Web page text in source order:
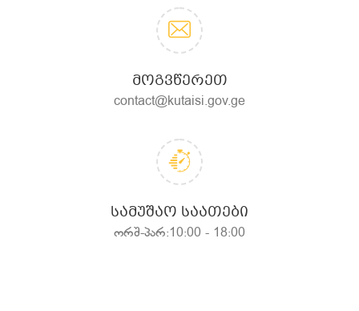
ᲛᲝᲒᲕᲬᲔᲠᲔᲗ
contact@kutaisi.gov.ge
ᲡᲐᲛᲣᲨᲐᲝ ᲡᲐᲐᲗᲔᲑᲘ
ორშ-პარ:10:00 - 18:00